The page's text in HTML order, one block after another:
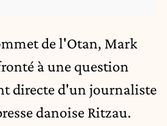
de l'Otan, Mark
à une question
directe d'un journaliste
danoise Ritzau.